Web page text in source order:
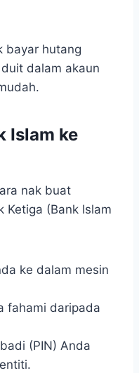
bayar hutang
dalam akaun
Islam ke
nak buat
Ketiga (Bank Islam
ke dalam mesin
fahami daripada
(PIN) Anda